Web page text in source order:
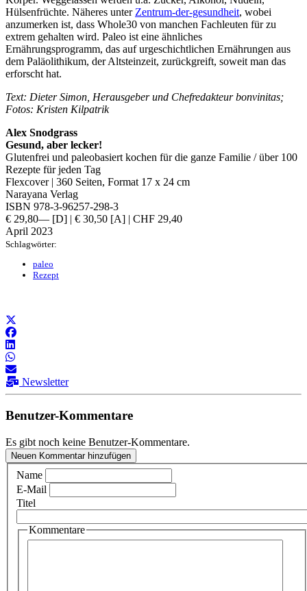
Hülsenfrüchte. Näheres unter Zentrum-der-gesundheit, wobei
anzumerken ist, dass Whole30 von manchen Fachleuten für zu
extrem gehalten wird. Paleo ist eine ähnliches
Ernährungsprogramm, das auf urgeschichtlichen Ernährungen aus
dem Paläolithikum, der Altsteinzeit, zurückgreift, soweit man das
erforscht hat.
Text: Dieter Simon, Herausgeber und Chefredakteur bonvinitas;
Fotos: Kristen Kilpatrik
Alex Snodgrass
Gesund, aber lecker!
Glutenfrei und paleobasiert kochen für die ganze Familie / über 100
Rezepte für jeden Tag
Flexcover | 360 Seiten, Format 17 x 24 cm
Narayana Verlag
ISBN 978-3-96257-298-3
€ 29,80— [D] | € 30,50 [A] | CHF 29,40
April 2023
Schlagwörter:
paleo
Rezept
Newsletter
Benutzer-Kommentare
Es gibt noch keine Benutzer-Kommentare.
Neuen Kommentar hinzufügen
Name
E-Mail
Titel
Kommentare